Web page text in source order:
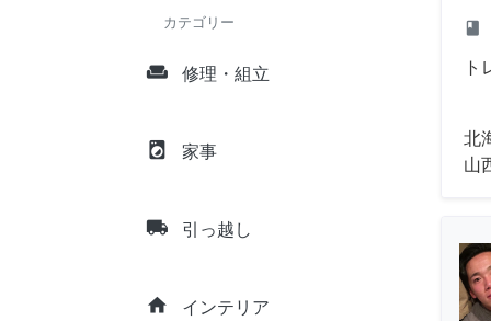
カテゴリー
weekend 修理・組立
local_laundry_service 家事
local_shipping 引っ越し
home インテリア
class
ト
北
山